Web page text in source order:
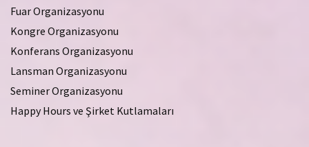
Fuar Organizasyonu
Kongre Organizasyonu
Konferans Organizasyonu
Lansman Organizasyonu
Seminer Organizasyonu
Happy Hours ve Şirket Kutlamaları